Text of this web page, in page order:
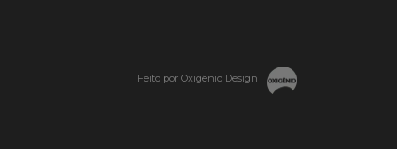
Feito por Oxigênio Design